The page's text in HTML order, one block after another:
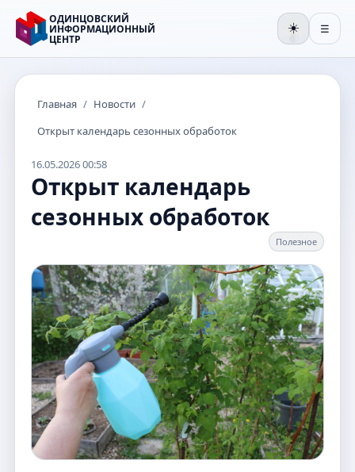
ОДИНЦОВСКИЙ
ИНФОРМАЦИОННЫЙ
ЦЕНТР
☀️ ☰
Главная / Новости /
Открыт календарь сезонных обработок
16.05.2026 00:58
Открыт календарь
сезонных обработок
Полезное